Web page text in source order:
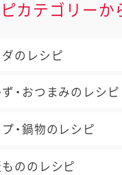
カテゴリーか
のレシピ
・おつまみのレシピ
・鍋物のレシピ
もののレシピ